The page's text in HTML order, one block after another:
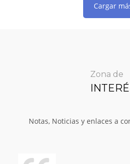
Cargar
Zona de
Notas, Noticias y enlaces a